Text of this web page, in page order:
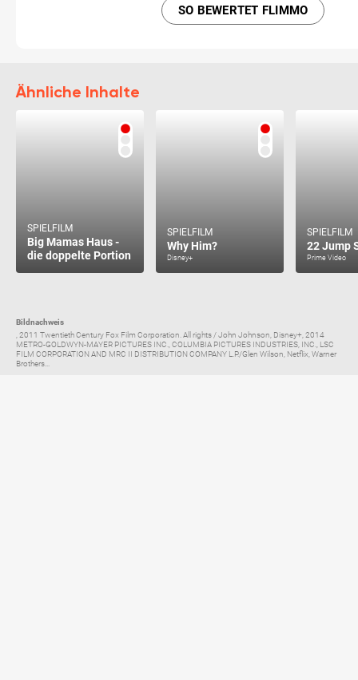
SO BEWERTET FLIMMO
Ähnliche Inhalte
SPIELFILM
Big Mamas Haus -
die doppelte Portion
SPIELFILM
Why Him?
Disney+
SPIELFILM
22 Jump
Prime Video
Bildnachweis
, 2011 Twentieth Century Fox Film Corporation. All rights / John Johnson, Disney+, 2014
METRO-GOLDWYN-MAYER PICTURES INC., COLUMBIA PICTURES INDUSTRIES, INC., LSC
FILM CORPORATION AND MRC II DISTRIBUTION COMPANY L.P./Glen Wilson, Netflix, Warner
Brothers...